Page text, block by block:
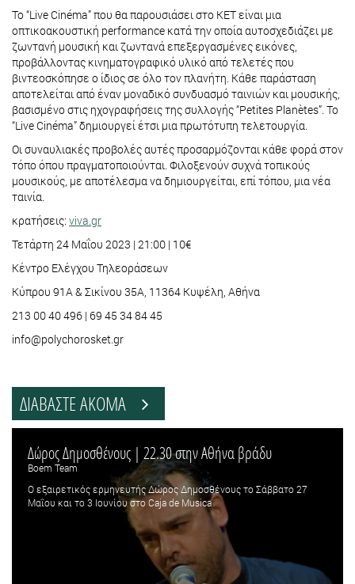
Το “Live Cinéma” που θα παρουσιάσει στο ΚΕΤ είναι μια
οπτικοακουστική performance κατά την οποία αυτοσχεδιάζει με
ζωντανή μουσική και ζωντανά επεξεργασμένες εικόνες,
προβάλλοντας κινηματογραφικό υλικό από τελετές που
βιντεοσκόπησε ο ίδιος σε όλο τον πλανήτη. Κάθε παράσταση
αποτελείται από έναν μοναδικό συνδυασμό ταινιών και μουσικής,
βασισμένο στις ηχογραφήσεις της συλλογής “Petites Planètes”. Το
“Live Cinéma” δημιουργεί έτσι μια πρωτότυπη τελετουργία.
Οι συναυλιακές προβολές αυτές προσαρμόζονται κάθε φορά στον
τόπο όπου πραγματοποιούνται. Φιλοξενούν συχνά τοπικούς
μουσικούς, με αποτέλεσμα να δημιουργείται, επί τόπου, μια νέα
ταινία.
κρατήσεις: viva.gr
Τετάρτη 24 Μαΐου 2023 | 21:00 | 10€
Κέντρο Ελέγχου Τηλεοράσεων
Κύπρου 91Α & Σικίνου 35Α, 11364 Κυψέλη, Αθήνα
213 00 40 496 | 69 45 34 84 45
info@polychorosket.gr
ΔΙΑΒΑΣΤΕ ΑΚΟΜΑ
Δώρος Δημοσθένους | 22.30 στην Αθήνα βράδυ
Boem Team
Ο εξαιρετικός ερμηνευτής Δώρος Δημοσθένους το Σάββατο 27
Μαΐου και το 3 Ιουνίου στο Caja de Musica